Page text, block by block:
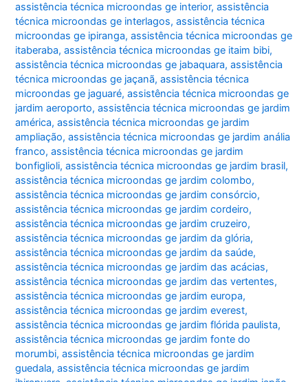
assistência técnica microondas ge interior,assistência
técnica microondas ge interlagos,assistência técnica
microondas ge ipiranga,assistência técnica microondas ge
itaberaba,assistência técnica microondas ge itaim bibi,
assistência técnica microondas ge jabaquara,assistência
técnica microondas ge jaçanã,assistência técnica
microondas ge jaguaré,assistência técnica microondas ge
jardim aeroporto,assistência técnica microondas ge jardim
américa,assistência técnica microondas ge jardim
ampliação,assistência técnica microondas ge jardim anália
franco,assistência técnica microondas ge jardim
bonfiglioli,assistência técnica microondas ge jardim brasil,
assistência técnica microondas ge jardim colombo,
assistência técnica microondas ge jardim consórcio,
assistência técnica microondas ge jardim cordeiro,
assistência técnica microondas ge jardim cruzeiro,
assistência técnica microondas ge jardim da glória,
assistência técnica microondas ge jardim da saúde,
assistência técnica microondas ge jardim das acácias,
assistência técnica microondas ge jardim das vertentes,
assistência técnica microondas ge jardim europa,
assistência técnica microondas ge jardim everest,
assistência técnica microondas ge jardim flórida paulista,
assistência técnica microondas ge jardim fonte do
morumbi,assistência técnica microondas ge jardim
guedala,assistência técnica microondas ge jardim